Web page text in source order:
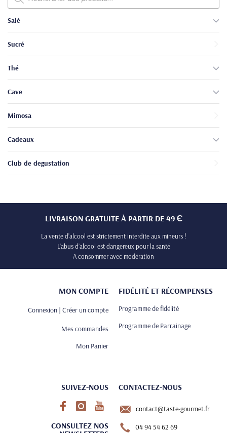
produits
Salé
Sucré
Thé
Cave
Mimosa
Cadeaux
Club de degustation
LIVRAISON GRATUITE À PARTIR DE 49 Є
La vente d’alcool est strictement interdite aux mineurs !
L’abus d’alcool est dangereux pour la santé
A consommer avec modération
MON COMPTE
Connexion | Créer un compte
Mes commandes
Mon Panier
FIDÉLITÉ ET RÉCOMPENSES
Programme de fidélité
Programme de Parrainage
SUIVEZ-NOUS
CONSULTEZ NOS
CONTACTEZ-NOUS
contact@taste-gourmet.fr
04 94 54 62 69